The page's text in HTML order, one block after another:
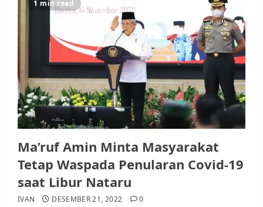
1 min read
Ma’ruf Amin Minta Masyarakat
Tetap Waspada Penularan Covid-19
saat Libur Nataru
IVAN DESEMBER 21, 2022 0